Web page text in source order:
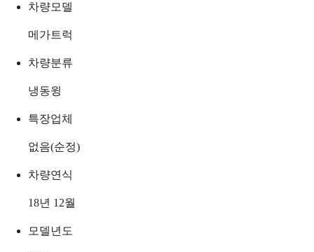
차량모델
메가트럭
차량분류
냉동윙
특장업체
없음(순정)
차량연식
18년 12월
모델년도